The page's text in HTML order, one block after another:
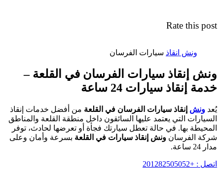
Rate this post
ونش انقاذ سيارات الفرسان
ونش إنقاذ سيارات الفرسان في القلعة –
خدمة إنقاذ سيارات 24 ساعة
يُعد ونش إنقاذ سيارات الفرسان في القلعة من أفضل خدمات إنقاذ
السيارات التي يعتمد عليها السائقون داخل منطقة القلعة والمناطق
المحيطة بها. في حالة تعطل سيارتك فجأة أو تعرضها لحادث، توفر
شركة الفرسان ونش إنقاذ سيارات في القلعة بسرعة وأمان وعلى
مدار 24 ساعة.
اتصل : +201282505052